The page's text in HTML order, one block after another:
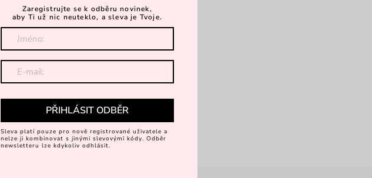
Zaregistrujte se k odběru novinek,
aby Ti už nic neuteklo, a sleva je Tvoje.
PŘIHLÁSIT ODBĚR
Sleva platí pouze pro nově registrované uživatele a
nelze ji kombinovat s jinými slevovými kódy. Odběr
newsletteru lze kdykoliv odhlásit.